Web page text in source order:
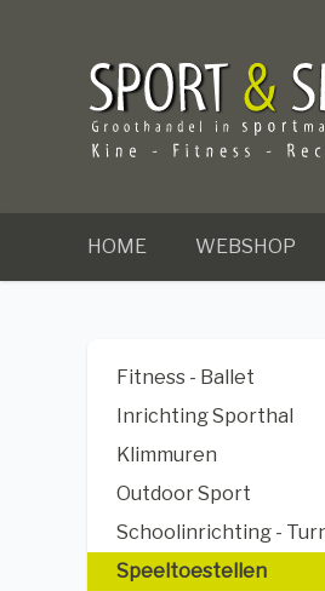
HOME WEBSHOP
Fitness - Ballet
Inrichting Sporthal
Klimmuren
Outdoor Sport
Schoolinrichting -
Speeltoestellen